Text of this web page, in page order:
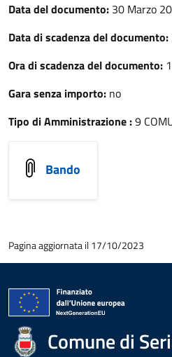
Data del documento: 30 Marzo
Data di scadenza del documento:
Ora di scadenza del documento:
Gara senza importo: no
Tipo di Amministrazione :9
Bando
Pagina aggiornata il 17/10/2023
Comune di